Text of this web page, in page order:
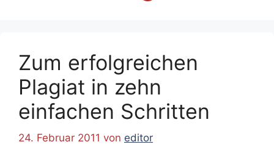
Zum erfolgreichen
Plagiat in zehn
einfachen Schritten
24. Februar 2011 von editor